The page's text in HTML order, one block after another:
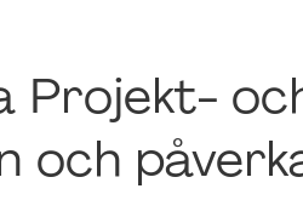
Projekt-
och